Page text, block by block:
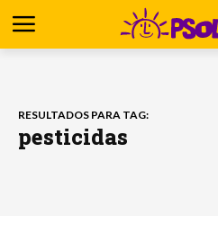
RESULTADOS PARA TAG:
pesticidas